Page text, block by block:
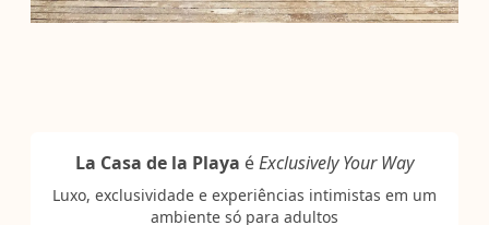
La Casa de la Playa éExclusively Your Way
Luxo, exclusividade e experiências intimistas em um
ambiente só para adultos